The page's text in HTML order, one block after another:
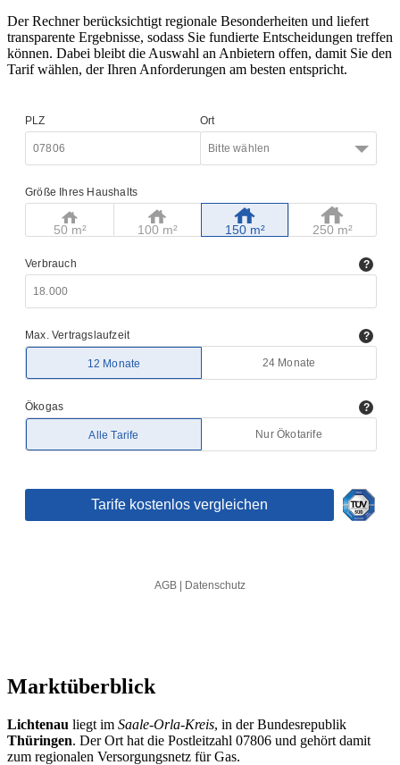
Der Rechner berücksichtigt regionale Besonderheiten und liefert
transparente Ergebnisse, sodass Sie fundierte Entscheidungen treffen
können. Dabei bleibt die Auswahl an Anbietern offen, damit Sie den
Tarif wählen, der Ihren Anforderungen am besten entspricht.
Marktüberblick
Lichtenau liegt im Saale-Orla-Kreis, in der Bundesrepublik
Thüringen. Der Ort hat die Postleitzahl 07806 und gehört damit
zum regionalen Versorgungsnetz für Gas.